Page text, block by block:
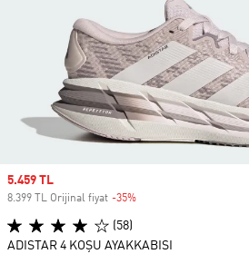
Sale price
5.459 TL
8.399 TL Orijinal fiyat -35%
(58)
ADISTAR 4 KOŞU AYAKKABISI